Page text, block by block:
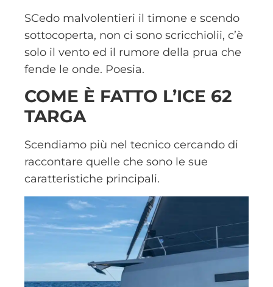
SCedo malvolentieri il timone e scendo
sottocoperta, non ci sono scricchiolii, c’è
solo il vento ed il rumore della prua che
fende le onde. Poesia.
COME È FATTO L’ICE 62
TARGA
Scendiamo più nel tecnico cercando di
raccontare quelle che sono le sue
caratteristiche principali.